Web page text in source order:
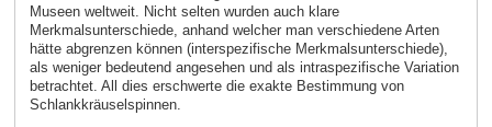
Museen weltweit. Nicht selten wurden auch klare
Merkmalsunterschiede, anhand welcher man verschiedene Arten
hätte abgrenzen können (interspezifische Merkmalsunterschiede),
als weniger bedeutend angesehen und als intraspezifische Variation
betrachtet. All dies erschwerte die exakte Bestimmung von
Schlankkräuselspinnen.